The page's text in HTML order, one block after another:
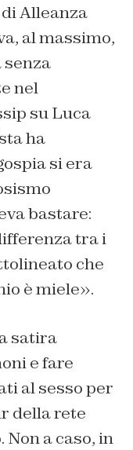
di Alleanza
al massimo,
nel
su Luca
ha
si era
bastare:
tra i
che
è miele».
satira
e fare
al sesso per
della rete
Non a caso, in